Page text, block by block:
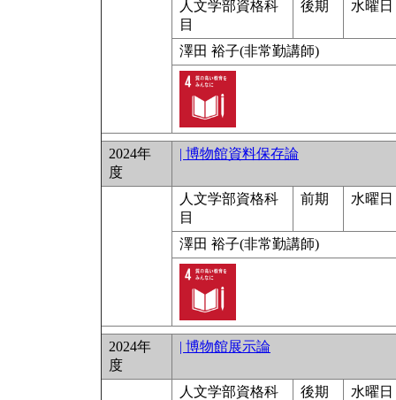
人文学部資格科
目
後期 水曜日
澤田 裕子(非常勤講師)
2024年
度
| 博物館資料保存論
人文学部資格科
目
前期 水曜日
澤田 裕子(非常勤講師)
2024年
度
| 博物館展示論
人文学部資格科
後期 水曜日